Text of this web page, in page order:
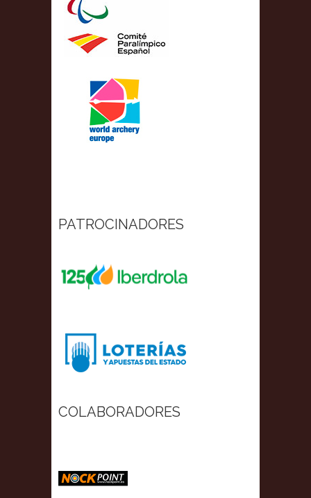
PATROCINADORES
COLABORADORES